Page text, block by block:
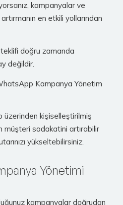
kampanyalar ve
en etkili yollarından
doğru zamanda
değildir.
Kampanya Yönetim
kişiselleştirilmiş
müşteri sadakatini artırabilir
yükseltebilirsiniz.
Yönetimi
kampanyalar doğrudan